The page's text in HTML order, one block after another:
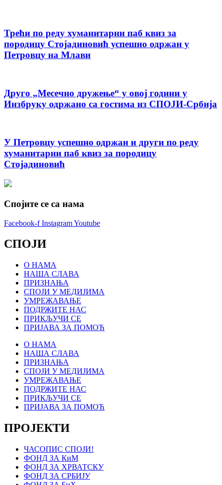
Трећи по реду хуманитарни паб квиз за
породицу Стојадиновић успешно одржан у
Петровцу на Млави
Друго „Месечно дружење“ у овој години у
Инзбруку одржано са гостима из СПОЈИ-Србија
У Петровцу успешно одржан и други по реду
хуманитарни паб квиз за породицу
Стојадиновић
Спојите се са нама
Facebook-f InstagramYoutube
СПОЈИ
О НАМА
НАША СЛАВА
ПРИЗНАЊА
СПОЈИ У МЕДИЈИМА
УМРЕЖАВАЊЕ
ПОДРЖИТЕ НАС
ПРИКЉУЧИ СЕ
ПРИЈАВА ЗА ПОМОЋ
О НАМА
НАША СЛАВА
ПРИЗНАЊА
СПОЈИ У МЕДИЈИМА
УМРЕЖАВАЊЕ
ПОДРЖИТЕ НАС
ПРИКЉУЧИ СЕ
ПРИЈАВА ЗА ПОМОЋ
ПРОЈЕКТИ
ЧАСОПИС СПОЈИ!
ФОНД ЗА КиМ
ФОНД ЗА ХРВАТСКУ
ФОНД ЗА СРБИЈУ